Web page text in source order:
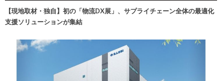
【現地取材・独自】初の「物流DX展」、サプライチェーン全体の最適化
支援ソリューションが集結